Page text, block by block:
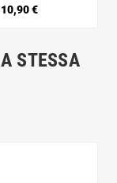
10,90 €Prezzo
STESSA